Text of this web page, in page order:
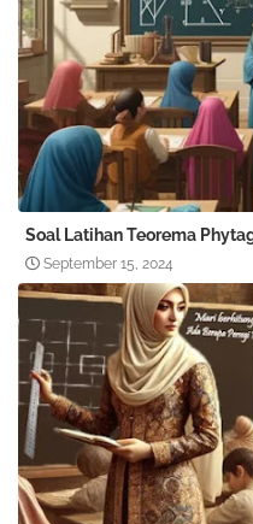
Soal Latihan Teorema
September 15, 2024